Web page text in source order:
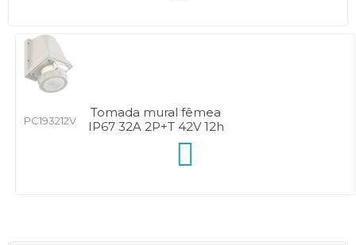
PC193212V
Tomada mural fêmea
IP67 32A 2P+T 42V 12h